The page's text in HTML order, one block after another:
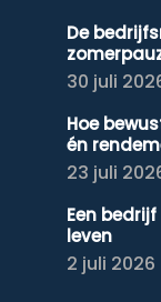
De
30 juli
Hoe
én
23 juli
Een
leven
2 juli 2026